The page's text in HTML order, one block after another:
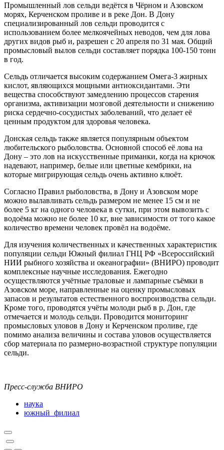
Промышленный лов сельди ведётся в Чёрном и Азовском
морях, Керченском проливе и в реке Дон. В Дону
специализированный лов сельди проводится с
использованием более мелкоячейных неводов, чем для лова
других видов рыб и, разрешен с 20 апреля по 31 мая. Общий
промысловый вылов сельди составляет порядка 100-150 тонн
в год.
Сельдь отличается высоким содержанием Омега-3 жирных
кислот, являющихся мощными антиоксидантами. Эти
вещества способствуют замедлению процессов старения
организма, активизации мозговой деятельности и снижению
риска сердечно-сосудистых заболеваний, что делает её
ценным продуктом для здоровья человека.
Донская сельдь также является популярным объектом
любительского рыболовства. Основной способ её лова на
Дону – это лов на искусственные приманки, когда на крючок
надевают, например, белые или цветные кембрики, на
которые мигрирующая сельдь очень активно клюёт.
Согласно Правил рыболовства, в Дону и Азовском море
можно вылавливать сельдь размером не менее 15 см и не
более 5 кг на одного человека в сутки, при этом вывозить с
водоёма можно не более 10 кг, вне зависимости от того какое
количество времени человек провёл на водоёме.
Для изучения количественных и качественных характеристик
популяции сельди Южный филиал ГНЦ РФ «Всероссийский
НИИ рыбного хозяйства и океанографии» (ВНИРО) проводит
комплексные научные исследования. Ежегодно
осуществляются учётные траловые и лампарные съёмки в
Азовском море, направленные на оценку промысловых
запасов и результатов естественного воспроизводства сельди.
Кроме того, проводятся учёты молоди рыб в р. Дон, где
отмечается и молодь сельди. Проводится мониторинг
промысловых уловов в Дону и Керченском проливе, где
помимо анализа величины и состава уловов осуществляется
сбор материала по размерно-возрастной структуре популяции
сельди.
Пресс-служба ВНИРО
наука
южный_филиал